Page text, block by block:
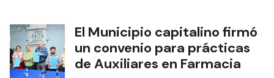
El Municipio capitalino firmó
un convenio para prácticas
de Auxiliares en Farmacia